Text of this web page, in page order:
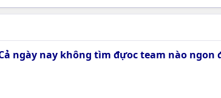
ngày nay không tìm đựoc team nào ngon